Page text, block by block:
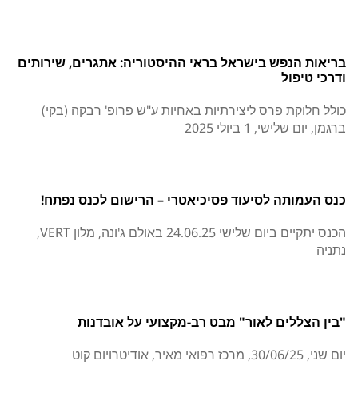
בריאות הנפש בישראל בראי ההיסטוריה: אתגרים, שירותים
ודרכי טיפול
כולל חלוקת פרס ליצירתיות באחיות ע"ש פרופ' רבקה (בקי)
ברגמן, יום שלישי, 1 ביולי 2025
כנס העמותה לסיעוד פסיכיאטרי – הרישום לכנס נפתח!
הכנס יתקיים ביום שלישי 24.06.25 באולם ג'ונה, מלון VERT,
נתניה
"בין הצללים לאור" מבט רב-מקצועי על אובדנות
יום שני, 30/06/25, מרכז רפואי מאיר, אודיטרויום קוט